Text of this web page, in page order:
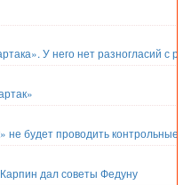
У него нет разногласий с
не будет проводить контрольные
дал советы Федуну